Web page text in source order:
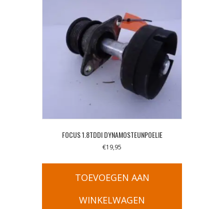
FOCUS 1.8TDDI DYNAMOSTEUNPOELIE
€19,95
TOEVOEGEN AAN
WINKELWAGEN